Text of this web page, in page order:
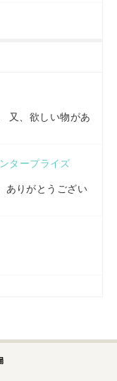
又、欲しい物があ
タープライズ
ありがとうござい